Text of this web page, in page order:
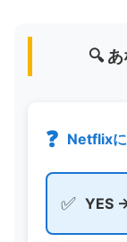
🔍
❓ Netflixに
✅ YES